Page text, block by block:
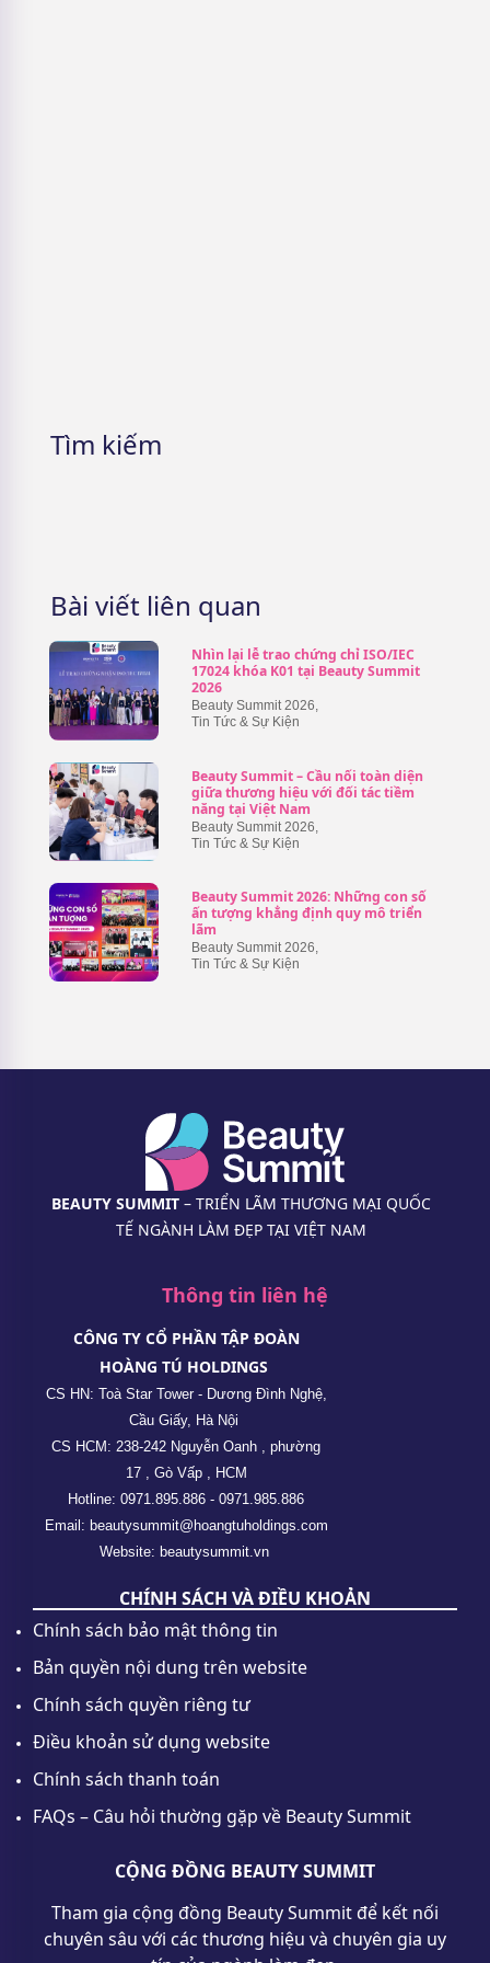
Tìm kiếm
Bài viết liên quan
Nhìn lại lễ trao chứng chỉ ISO/IEC
17024 khóa K01 tại Beauty Summit
2026
Beauty Summit 2026,
Tin Tức & Sự Kiện
Beauty Summit – Cầu nối toàn diện
giữa thương hiệu với đối tác tiềm
năng tại Việt Nam
Beauty Summit 2026
Tin Tức & Sự Kiện
Beauty Summit 2026: Những con số
ấn tượng khẳng định quy mô triển
lãm
Beauty Summit 2026,
Tin Tức & Sự Kiện
BEAUTY SUMMIT– TRIỂN LÃM THƯƠNG MẠI QUỐC
TẾ NGÀNH LÀM ĐẸP TẠI VIỆT NAM
Thông tin liên hệ
CÔNG TY CỔ PHẦN TẬP ĐOÀN
HOÀNG TÚ HOLDINGS
CS HN: Toà Star Tower - Dương Đình Nghệ,
Cầu Giấy, Hà Nội
CS HCM: 238-242 Nguyễn Oanh , phường
17 , Gò Vấp , HCM
Hotline: 0971.895.886 - 0971.985.886
Email: beautysummit@hoangtuholdings.com
Website: beautysummit.vn
CHÍNH SÁCH VÀ ĐIỀU KHOẢN
Chính sách bảo mật thông tin
Bản quyền nội dung trên website
Chính sách quyền riêng tư
Điều khoản sử dụng website
Chính sách thanh toán
FAQs – Câu hỏi thường gặp về Beauty Summit
CỘNG ĐỒNG BEAUTY SUMMIT
Tham gia cộng đồng Beauty Summit để kết nối
chuyên sâu với các thương hiệu và chuyên gia uy